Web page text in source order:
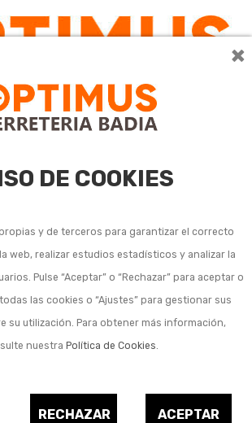
×
DE COOKIES
y de terceros para garantizar el correcto
web, realizar estudios estadísticos y analizar la
Pulse “Aceptar” o “Rechazar” para aceptar o
las cookies o “Ajustes” para gestionar sus
su utilización. Para obtener más información,
nuestra Política de Cookies.
ACEPTAR
RECHAZAR